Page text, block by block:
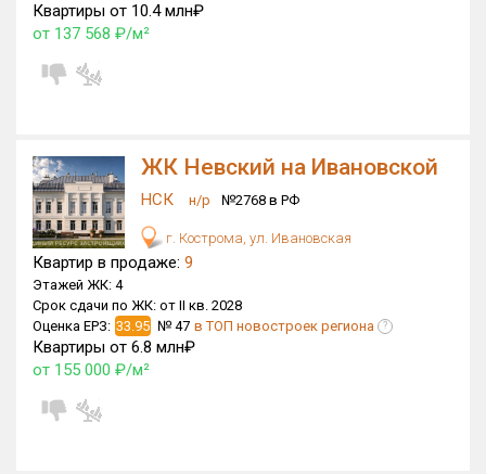
Квартир, апартаментов,
блоков в БД
Квартиры от 10.4 млн₽
от 137 568 ₽/м²
ЖК Невский на Ивановской
НСК н/р №2768 в РФ
г. Кострома, ул. Ивановская
Квартир в продаже: 9
Этажей ЖК: 4
Срок сдачи по ЖК: от II кв. 2028
Оценка ЕРЗ: 33.95 № 47 в ТОП новостроек региона ?
Квартиры от 6.8 млн₽
от 155 000 ₽/м²